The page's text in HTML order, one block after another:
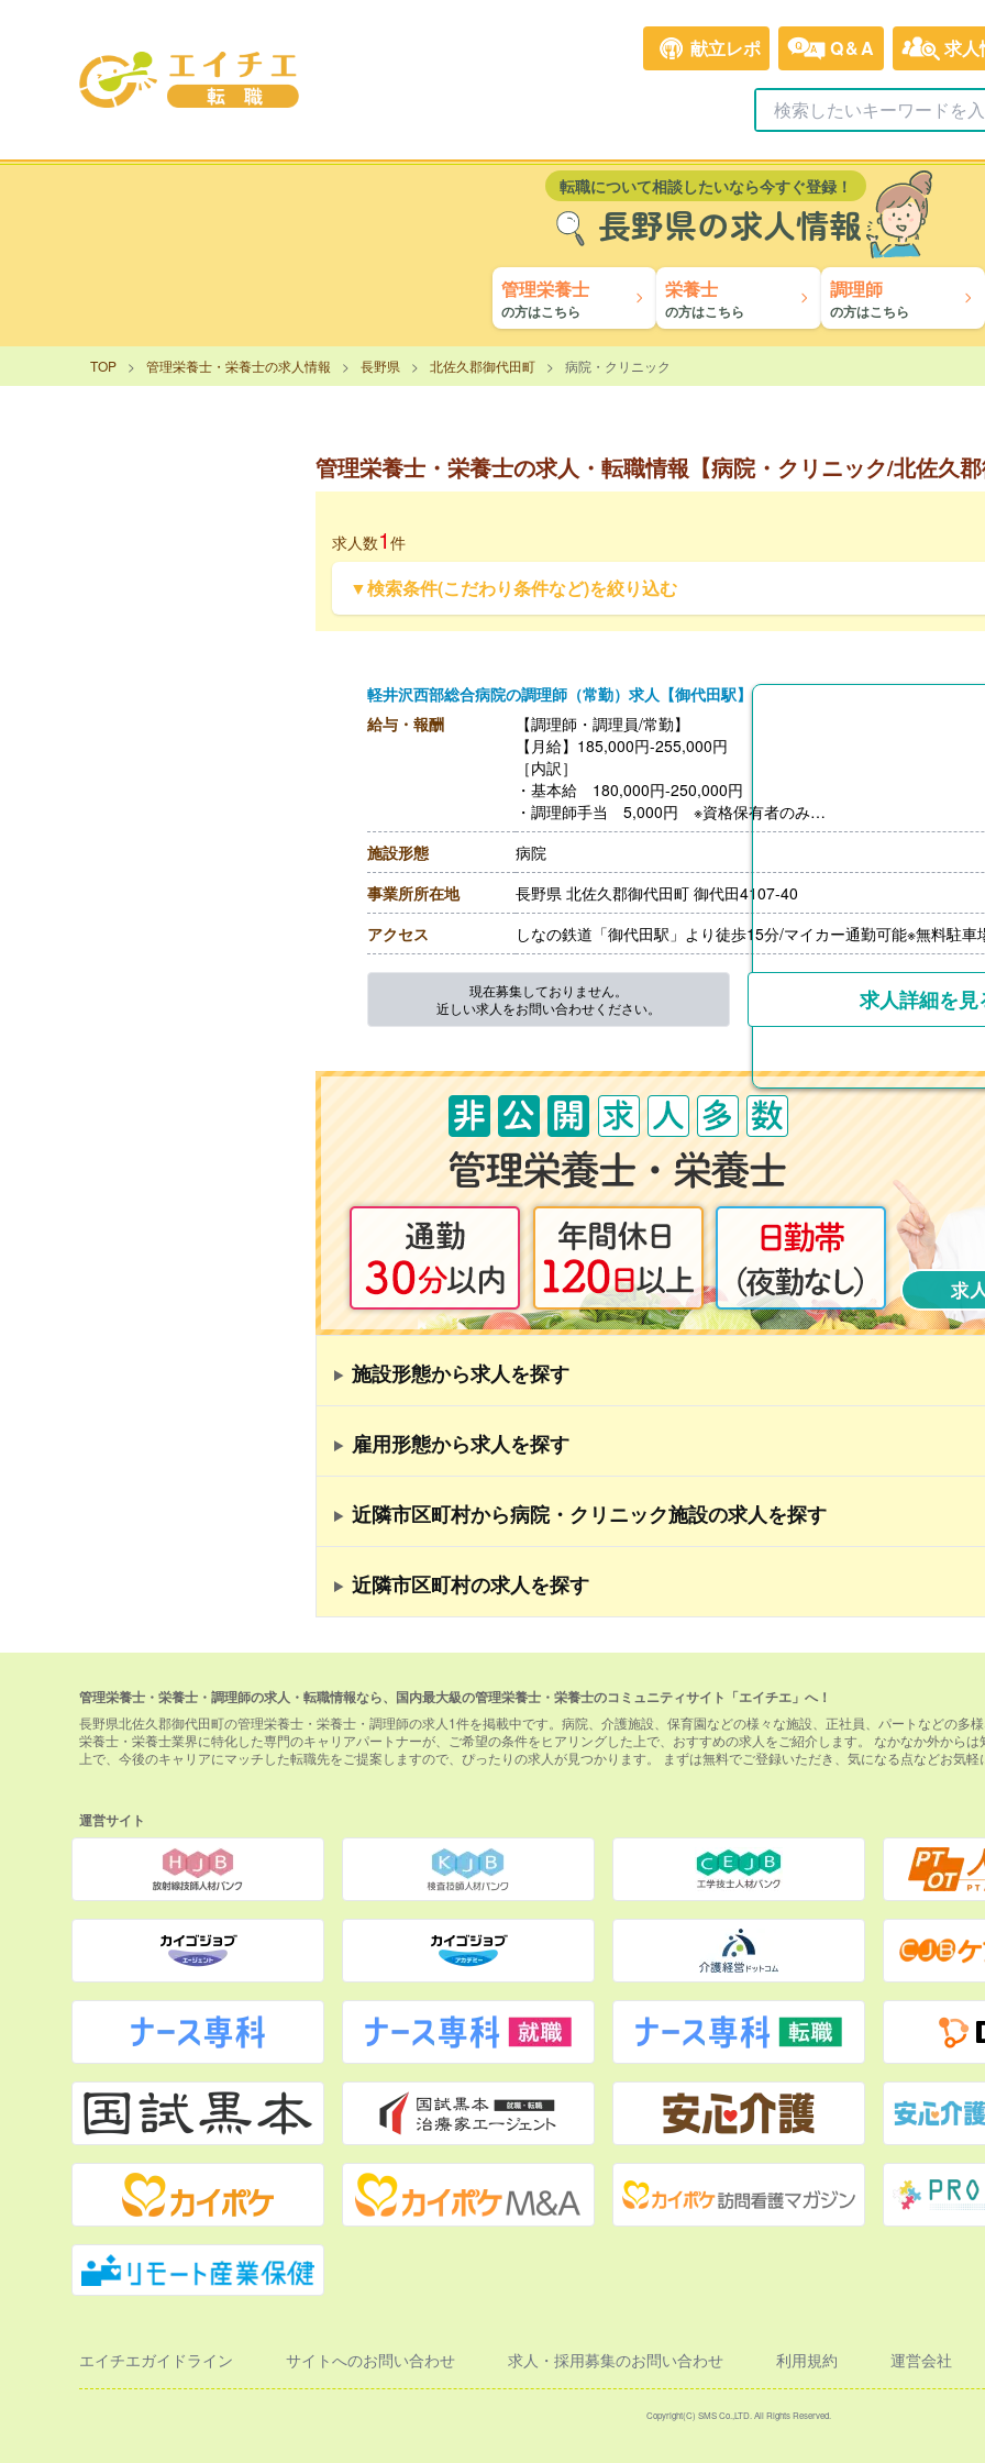
献立レポ Q&A 求人
転職について相談したいなら今すぐ登録！
長野県の求人情報
管理栄養士
の方はこちら
栄養士
の方はこちら
調理師
の方はこちら
TOP 管理栄養士・栄養士の求人情報 長野県 北佐久郡御代田町 病院・クリニック
管理栄養士・栄養士の求人・転職情報【病院・クリニック/北佐久
求人数1 件
▼検索条件(こだわり条件など)を絞り込む
軽井沢西部総合病院の調理師（常勤）求人【御代田駅】
給与・報酬
【調理師・調理員/常勤】
【月給】185,000円-255,000円
［内訳］
・基本給 180,000円-250,000円
・調理師手当 5,000円 ※資格保有者のみ
［その他手当］
・皆勤手当 5,000円
・早出遅出手当 1,000円/1回
【賞与】年2回（2ヶ月分）※前年度実績
【退職金】あり※勤続3年以上
【通勤手当】上限15,000円
施設形態
病院
事業所所在地
長野県 北佐久郡御代田町 御代田4107-40
アクセス
しなの鉄道「御代田駅」より徒歩15分/マイカー通勤可能※無料駐車
現在募集しておりません。
近しい求人をお問い合わせください。
求人詳細を見
施設形態から求人を探す
雇用形態から求人を探す
近隣市区町村から病院・クリニック施設の求人を探す
近隣市区町村の求人を探す
管理栄養士・栄養士・調理師の求人・転職情報なら、国内最大級の管理栄養士・栄養士のコミュニティサイト「エイチエ」へ！
長野県北佐久郡御代田町の管理栄養士・栄養士・調理師の求人1件を掲載中です。病院、介護施設、保育園などの様々な施設、正社員、パートなどの多
栄養士・栄養士業界に特化した専門のキャリアパートナーが、ご希望の条件をヒアリングした上で、おすすめの求人をご紹介します。 なかなか外から
上で、今後のキャリアにマッチした転職先をご提案しますので、ぴったりの求人が見つかります。 まずは無料でご登録いただき、気になる点などお気
運営サイト
エイチエガイドライン サイトへのお問い合わせ 求人・採用募集のお問い合わせ 利用規約 運営会社
Copyright(C) SMS Co.,LTD. All Rights Reserved.